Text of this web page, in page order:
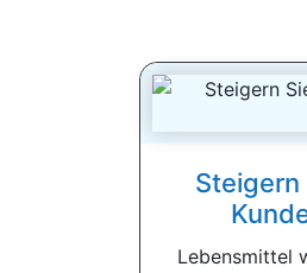
Lebensmittel